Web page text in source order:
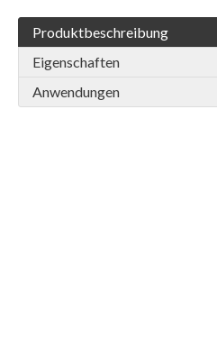
Produktbeschreibung
Eigenschaften
Anwendungen